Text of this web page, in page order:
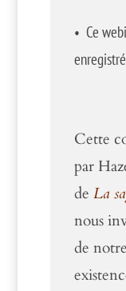
• Ce
enregistré
Cette
par
de La
nous
de